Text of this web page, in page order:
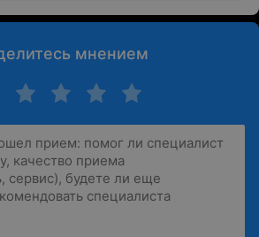
мнением